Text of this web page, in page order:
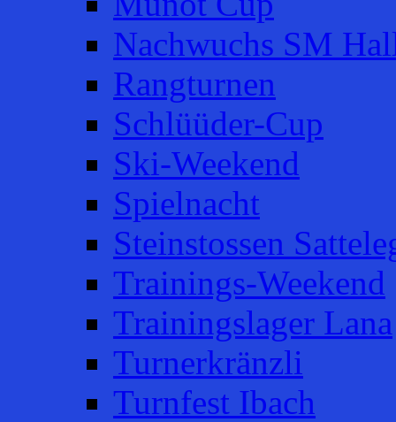
Nachwuchs SM
Rangturnen
Schlüüder-Cup
Ski-Weekend
Spielnacht
Steinstossen
Trainings-Weekend
Trainingslager Lana
Turnerkränzli
Turnfest Ibach